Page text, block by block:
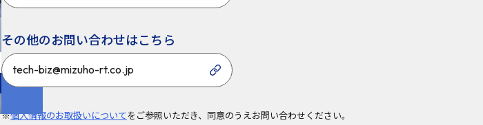
その他のお問い合わせはこちら
tech-biz@mizuho-rt.co.jp
※個人情報のお取扱いについてをご参照いただき、同意のうえお問い合わせください。